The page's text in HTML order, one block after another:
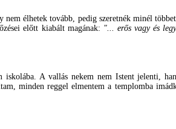
élhetek tovább, pedig szeretnék minél
előtt kiabált magának: "... erős vagy és
A vallás nekem nem Istent jelenti,
minden reggel elmentem a templomba